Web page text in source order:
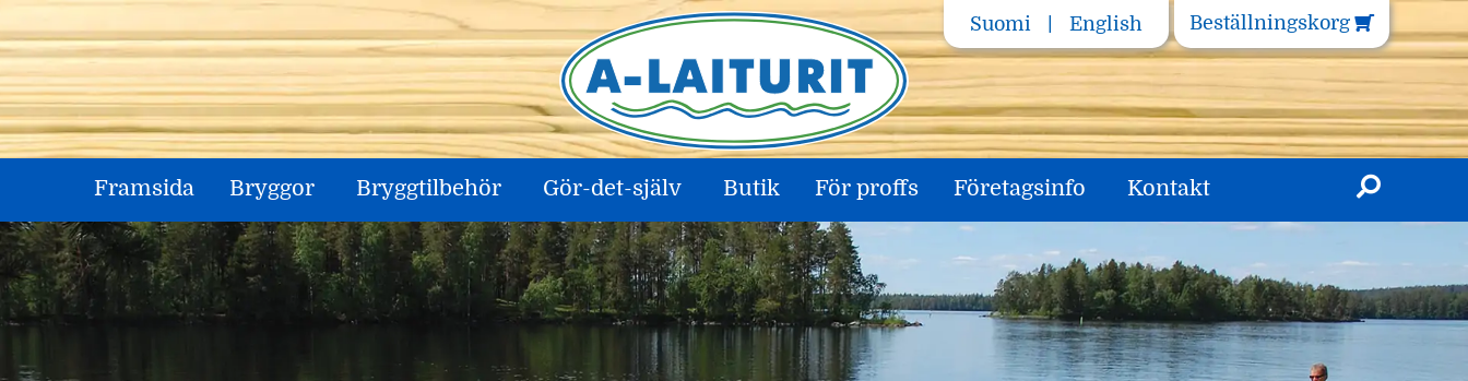
to
content
Suomi English Beställningskorg
Framsida Bryggor Bryggtilbehör Gör-det-själv Butik För proffs Företagsinfo Kontakt